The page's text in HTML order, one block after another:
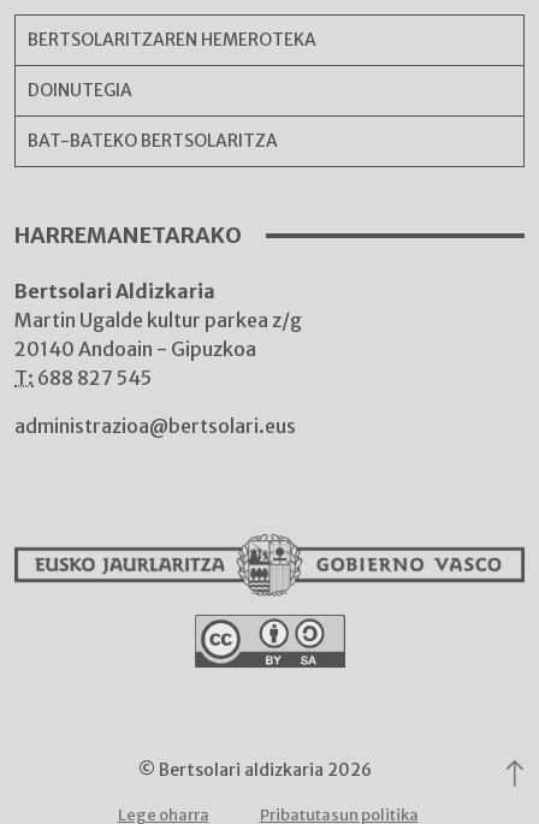
BERTSOLARITZAREN HEMEROTEKA
DOINUTEGIA
BAT-BATEKO BERTSOLARITZA
HARREMANETARAKO
Bertsolari Aldizkaria
Martin Ugalde kultur parkea z/g
20140 Andoain - Gipuzkoa
T: 688 827 545
administrazioa@bertsolari.eus
© Bertsolari aldizkaria 2026
Lege oharra Pribatutasun politika